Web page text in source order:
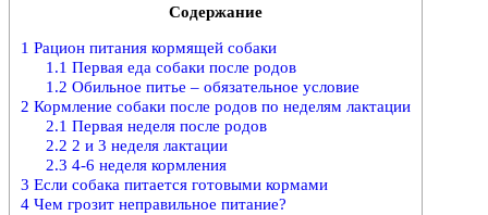
Содержание
1 Рацион питания кормящей собаки
1.1 Первая еда собаки после родов
1.2 Обильное питье – обязательное условие
2 Кормление собаки после родов по неделям лактации
2.1 Первая неделя после родов
2.2 2 и 3 неделя лактации
2.3 4-6 неделя кормления
3 Если собака питается готовыми кормами
4 Чем грозит неправильное питание?